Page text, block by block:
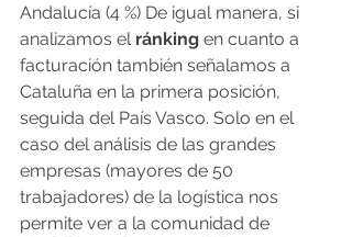
Andalucía (4 %) De igual manera, si
analizamos el ránking en cuanto a
facturación también señalamos a
Cataluña en la primera posición,
seguida del País Vasco. Solo en el
caso del análisis de las grandes
empresas (mayores de 50
trabajadores) de la logística nos
permite ver a la comunidad de